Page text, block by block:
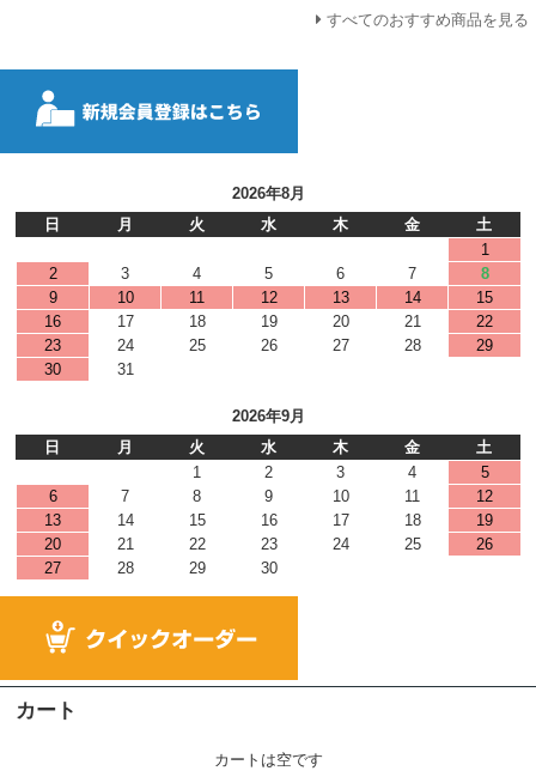
すべてのおすすめ商品を見る
2026年8月
日
月 火 水 木 金
土
1
2
3 4 5 6 7
8
9
10 11 12 13 14
15
16
17 18 19 20 21
22
23
24 25 26 27 28
29
30
31
2026年9月
日
月 火 水 木 金
土
1
2 3 4
5
6
7 8 9 10 11
12
13
14 15 16 17 18
19
20
21 22 23 24 25
26
27
28 29 30
カート
カートは空です